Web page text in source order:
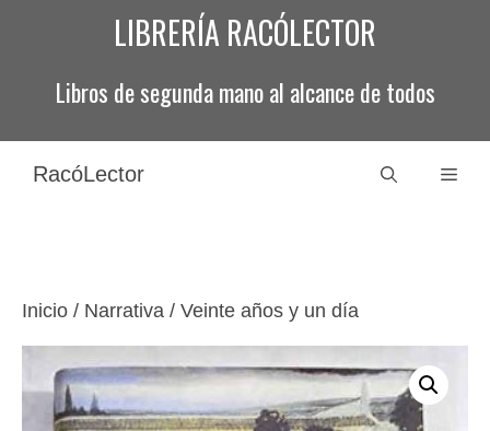
LIBRERÍA RACÓLECTOR
Libros de segunda mano al alcance de todos
RacóLector
Inicio / Narrativa / Veinte años y un día